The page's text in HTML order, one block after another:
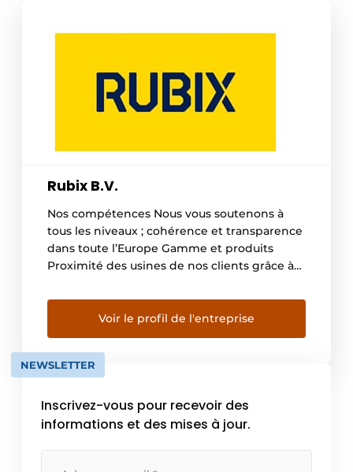
Rubix B.V.
Nos compétences Nous vous soutenons à
tous les niveaux ; cohérence et transparence
dans toute l’Europe Gamme et produits
Proximité des usines de nos clients grâce à
clients dans tous les pays européens Large
gamme de produits dans chaque catégorie
Large gamme de produits MRO Excellence
opérationnelle Capacités […]
Voir le profil de l'entreprise
NEWSLETTER
Inscrivez-vous pour recevoir des
informations et des mises à jour.